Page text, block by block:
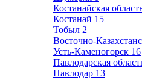
Костанайская
Костанай 15
Тобыл 2
Восточно-
Усть-Каменогорск 16
Павлодарская
Павлодар 13